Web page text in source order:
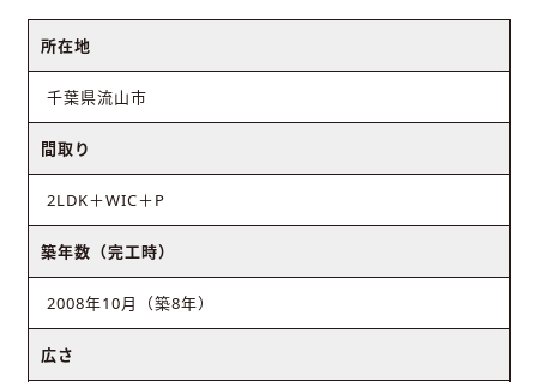
所在地
千葉県流山市
間取り
2LDK＋WIC＋P
築年数（完工時）
2008年10月（築8年）
広さ